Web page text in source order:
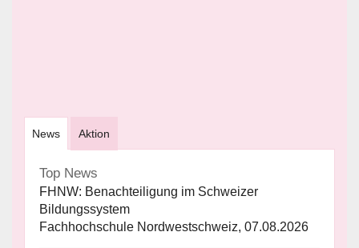
News Aktion
Top News
FHNW: Benachteiligung im Schweizer
Bildungssystem
Fachhochschule Nordwestschweiz, 07.08.2026